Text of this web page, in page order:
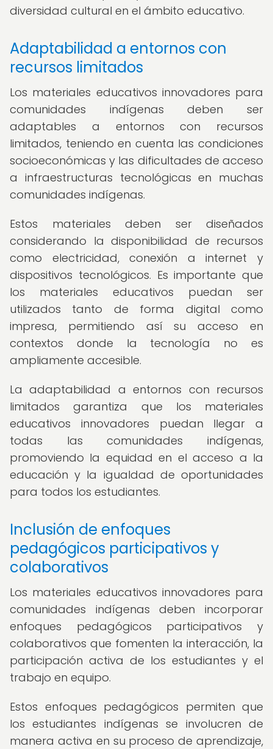
diversidad cultural en el ámbito educativo.
Adaptabilidad a entornos con
recursos limitados
Los materiales educativos innovadores para
comunidades indígenas deben ser
adaptables a entornos con recursos
limitados, teniendo en cuenta las condiciones
socioeconómicas y las dificultades de acceso
a infraestructuras tecnológicas en muchas
comunidades indígenas.
Estos materiales deben ser diseñados
considerando la disponibilidad de recursos
como electricidad, conexión a internet y
dispositivos tecnológicos. Es importante que
los materiales educativos puedan ser
utilizados tanto de forma digital como
impresa, permitiendo así su acceso en
contextos donde la tecnología no es
ampliamente accesible.
La adaptabilidad a entornos con recursos
limitados garantiza que los materiales
educativos innovadores puedan llegar a
todas las comunidades indígenas,
promoviendo la equidad en el acceso a la
educación y la igualdad de oportunidades
para todos los estudiantes.
Inclusión de enfoques
pedagógicos participativos y
colaborativos
Los materiales educativos innovadores para
comunidades indígenas deben incorporar
enfoques pedagógicos participativos y
colaborativos que fomenten la interacción, la
participación activa de los estudiantes y el
trabajo en equipo.
Estos enfoques pedagógicos permiten que
los estudiantes indígenas se involucren de
manera activa en su proceso de aprendizaje,